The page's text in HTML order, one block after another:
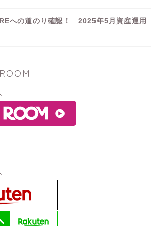
への道のり確認！ 2025年5月資産運用